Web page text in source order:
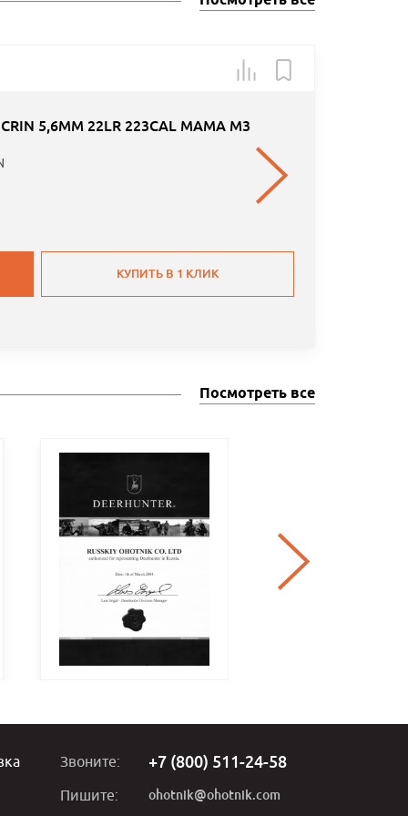
5,6MM 22LR 223CAL МАМА M3
КУПИТЬ В 1 КЛИК
Посмотреть все
Звоните: +7 (800) 511-24-58
Пишите: ohotnik@ohotnik.com